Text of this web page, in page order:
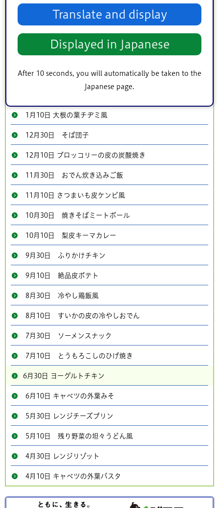
Translate and display
Displayed in Japanese
After 10 seconds, you will automatically be taken to the
Japanese page.
3月30日 小松菜スタミナ納豆
3月10日 昆布チップス
2月28日 残りごはんのきなこスープ
2月10日 みかんジャム
1月10日 大根の葉チヂミ風
12月30日 そば団子
12月10日 ブロッコリーの皮の炭酸焼き
11月30日 おでん炊き込みご飯
11月10日 さつまいも皮ケンピ風
10月30日 焼きそばミートボール
10月10日 梨皮キーマカレー
9月30日 ふりかけチキン
9月10日 絶品皮ポテト
8月30日 冷やし鶏飯風
8月10日 すいかの皮の冷やしおでん
7月30日 ソーメンスナック
7月10日 とうもろこしのひげ焼き
6月30日 ヨーグルトチキン
6月10日 キャベツの外葉みそ
5月30日 レンジチーズプリン
5月10日 残り野菜の坦々うどん風
4月30日 レンジリゾット
4月10日 キャベツの外葉パスタ